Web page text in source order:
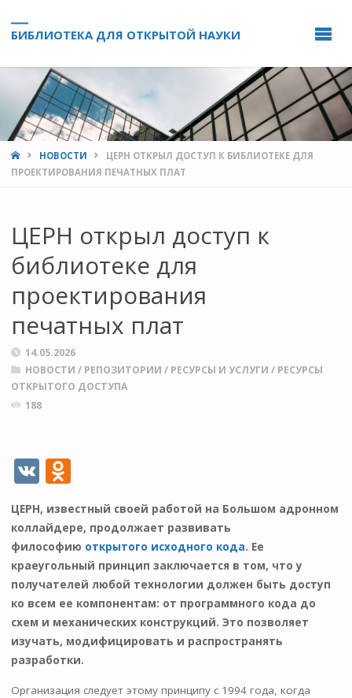
БИБЛИОТЕКА ДЛЯ ОТКРЫТОЙ НАУКИ
HOMEНОВОСТИ
ЦЕРН ОТКРЫЛ ДОСТУП К БИБЛИОТЕКЕ ДЛЯ
ПРОЕКТИРОВАНИЯ ПЕЧАТНЫХ ПЛАТ
ЦЕРН открыл доступ к
библиотеке для
проектирования
печатных плат
14.05.2026
НОВОСТИ / РЕПОЗИТОРИИ / РЕСУРСЫ И УСЛУГИ / РЕСУРСЫ
ОТКРЫТОГО ДОСТУПА
188
V
K
O
n
o
kl
as
s
ni
ki
ЦЕРН, известный своей работой на Большом адронном
коллайдере, продолжает развивать
философию открытого исходного кода. Ее
краеугольный принцип заключается в том, что у
получателей любой технологии должен быть доступ
ко всем ее компонентам: от программного кода до
схем и механических конструкций. Это позволяет
изучать, модифицировать и распространять
разработки.
Организация следует этому принципу с 1994 года, когда